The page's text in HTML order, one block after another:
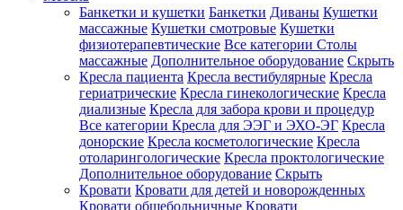
Банкетки и кушетки Банкетки Диваны Кушетки
массажные Кушетки смотровые Кушетки
физиотерапевтические Все категории Столы
массажные Дополнительное оборудование Скрыть
Кресла пациента Кресла вестибулярные Кресла
гериатрические Кресла гинекологические Кресла
диализные Кресла для забора крови и процедур
Все категории Кресла для ЭЭГ и ЭХО-ЭГ Кресла
донорские Кресла косметологические Кресла
отоларингологические Кресла проктологические
Дополнительное оборудование Скрыть
Кровати Кровати для детей и новорожденных
Кровати общебольничные Кровати